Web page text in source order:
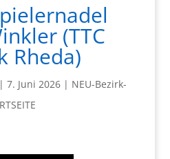
(TTC
Rheda)
7. Juni 2026| NEU-Bezirk-